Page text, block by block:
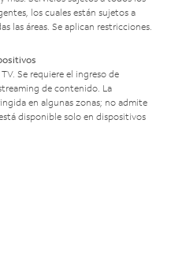
los cuales están sujetos a
las áreas. Se aplican restricciones.
Se requiere el ingreso de
de contenido. La
en algunas zonas; no admite
disponible solo en dispositivos